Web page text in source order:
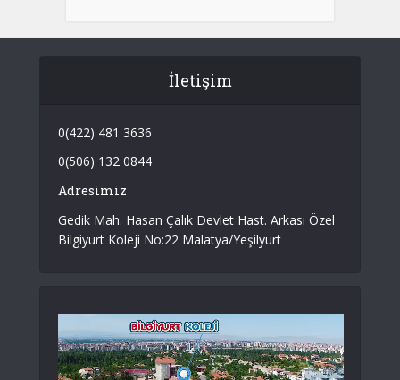
İletişim
0(422) 481 3636
0(506) 132 0844
Adresimiz
Gedik Mah. Hasan Çalık Devlet Hast. Arkası Özel
Bilgiyurt Koleji No:22 Malatya/Yeşilyurt